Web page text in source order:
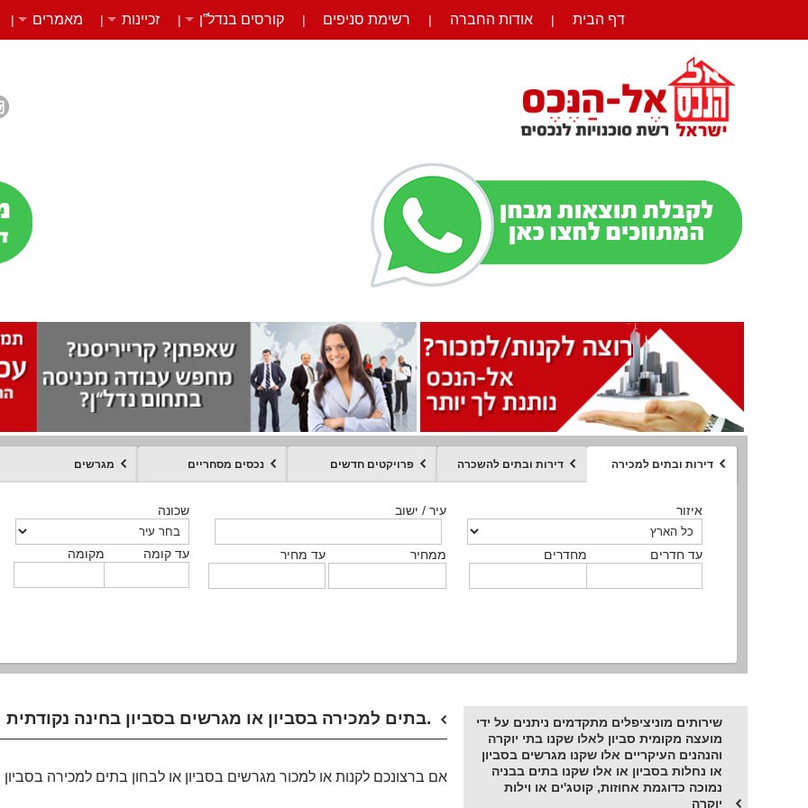
דף הבית | אודות החברה | רשימת סניפים | קורסים בנדל”ן | זכיינות | מאמרים |
דירות ובתים למכירה דירות ובתים להשכרה פרויקטים חדשים נכסים מסחריים מגרשים
איזור
מחדרים עד חדרים
עיר / ישוב
ממחיר עד מחיר
שכונה
מקומה עד קומה
איזור
מחדרים עד חדרים
עיר / ישוב
ממחיר עד מחיר
שכונה
מקומה עד קומה
איזור
מחדרים עד חדרים
עיר / ישוב
ממחיר עד מחיר
שכונה
מקומה עד קומה
איזור
סוג הנכס
עיר / ישוב
ממחיר עד מחיר
שכונה
מקומה עד קומה
סוג הנכס ממחיר מקומה איזור
מחדרים עד חדרים
עיר / ישוב
מקומה עד קומה
שכונה
טקסט חופשי
איזור
סוג הנכס
עיר / ישוב
ממחיר עד מחיר
שכונה
מקומה עד קומה
בתים למכירה בסביון או מגרשים בסביון בחינה נקודתית.
אם ברצונכם לקנות או למכור מגרשים בסביון או לבחון בתים למכירה
שירותים מוניציפלים מתקדמים ניתנים על ידי
מועצה מקומית סביון לאלו שקנו בתי יוקרה
והנהנים העיקריים אלו שקנו מגרשים בסביון
או נחלות בסביון או אלו שקנו בתים בבניה
נמוכה כדוגמת אחוזות, קוטג'ים או וילות
יוקרה